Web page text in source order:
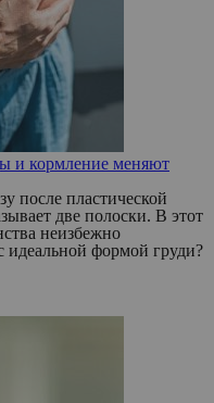
и кормление меняют
после пластической
две полоски. В этот
неизбежно
идеальной формой груди?